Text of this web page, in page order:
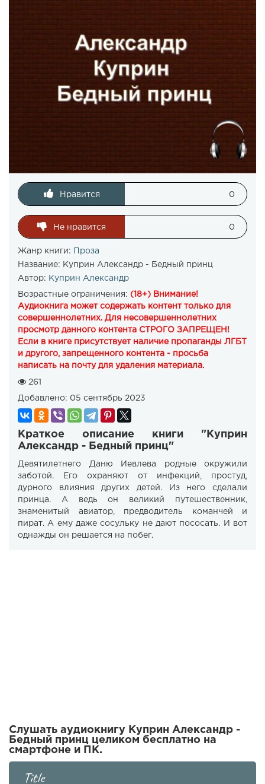
Нравится 0
Не нравится 0
Жанр книги:
Проза
Название: Куприн Александр - Бедный принц
Автор: Куприн Александр
Возрастные ограничения: (18+) Внимание!
Аудиокнига может содержать контент только для
совершеннолетних. Для несовершеннолетних
просмотр данного контента СТРОГО ЗАПРЕЩЕН!
Если в книге присутствует наличие пропаганды ЛГБТ
и другого, запрещенного контента - просьба
написать на почту для удаления материала.
261
Добавлено: 05 сентябрь 2023
Краткое описание книги "Куприн
Александр - Бедный принц"
Девятилетнего Даню Иевлева родные окружили
заботой. Его охраняют от инфекций, простуд,
дурного влияния других детей. Из него сделали
принца. А ведь он великий путешественник,
знаменитый авиатор, предводитель команчей и
пират. А ему даже сосульку не дают пососать. И вот
однажды он решается на побег.
Слушать аудиокнигу Куприн Александр -
Бедный принц целиком бесплатно на
смартфоне и ПК.
Title